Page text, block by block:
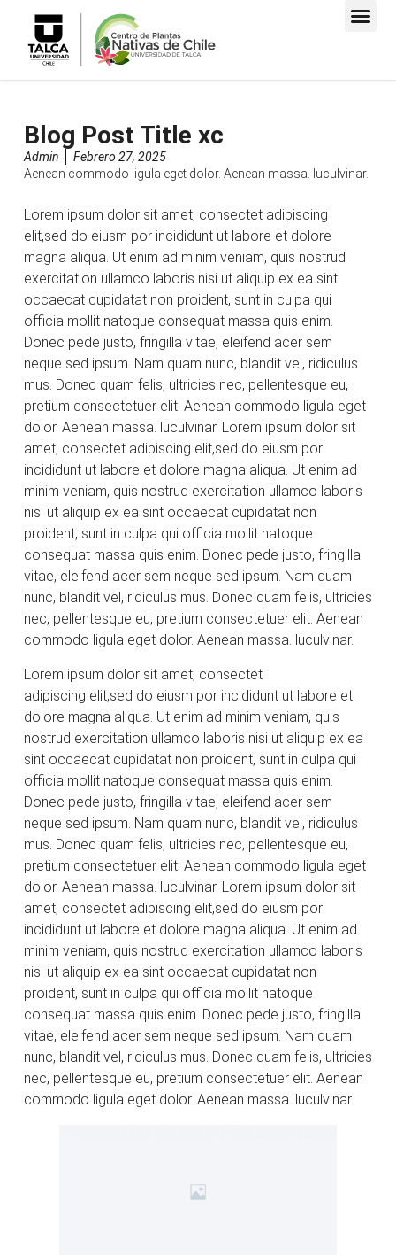
Blog Post Title xc
Admin
Febrero 27, 2025
Aenean commodo ligula eget dolor. Aenean massa. luculvinar.
Lorem ipsum dolor sit amet, consectet adipiscing
elit,sed do eiusm por incididunt ut labore et dolore
magna aliqua. Ut enim ad minim veniam, quis nostrud
exercitation ullamco laboris nisi ut aliquip ex ea sint
occaecat cupidatat non proident, sunt in culpa qui
officia mollit natoque consequat massa quis enim.
Donec pede justo, fringilla vitae, eleifend acer sem
neque sed ipsum. Nam quam nunc, blandit vel, ridiculus
mus. Donec quam felis, ultricies nec, pellentesque eu,
pretium consectetuer elit. Aenean commodo ligula eget
dolor. Aenean massa. luculvinar. Lorem ipsum dolor sit
amet, consectet adipiscing elit,sed do eiusm por
incididunt ut labore et dolore magna aliqua. Ut enim ad
minim veniam, quis nostrud exercitation ullamco laboris
nisi ut aliquip ex ea sint occaecat cupidatat non
proident, sunt in culpa qui officia mollit natoque
consequat massa quis enim. Donec pede justo, fringilla
vitae, eleifend acer sem neque sed ipsum. Nam quam
nunc, blandit vel, ridiculus mus. Donec quam felis, ultricies
nec, pellentesque eu, pretium consectetuer elit. Aenean
commodo ligula eget dolor. Aenean massa. luculvinar.
Lorem ipsum dolor sit amet, consectet
adipiscing elit,sed do eiusm por incididunt ut labore et
dolore magna aliqua. Ut enim ad minim veniam, quis
nostrud exercitation ullamco laboris nisi ut aliquip ex ea
sint occaecat cupidatat non proident, sunt in culpa qui
officia mollit natoque consequat massa quis enim.
Donec pede justo, fringilla vitae, eleifend acer sem
neque sed ipsum. Nam quam nunc, blandit vel, ridiculus
mus. Donec quam felis, ultricies nec, pellentesque eu,
pretium consectetuer elit. Aenean commodo ligula eget
dolor. Aenean massa. luculvinar. Lorem ipsum dolor sit
amet, consectet adipiscing elit,sed do eiusm por
incididunt ut labore et dolore magna aliqua. Ut enim ad
minim veniam, quis nostrud exercitation ullamco laboris
nisi ut aliquip ex ea sint occaecat cupidatat non
proident, sunt in culpa qui officia mollit natoque
consequat massa quis enim. Donec pede justo, fringilla
vitae, eleifend acer sem neque sed ipsum. Nam quam
nunc, blandit vel, ridiculus mus. Donec quam felis, ultricies
nec, pellentesque eu, pretium consectetuer elit. Aenean
commodo ligula eget dolor. Aenean massa. luculvinar.